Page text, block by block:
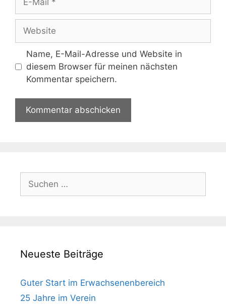
Mail
Name, E-Mail-Adresse und Website in
diesem Browser für meinen nächsten
Kommentar speichern.
Suche
nach:
Neueste Beiträge
Guter Start im Erwachsenenbereich
25 Jahre im Verein